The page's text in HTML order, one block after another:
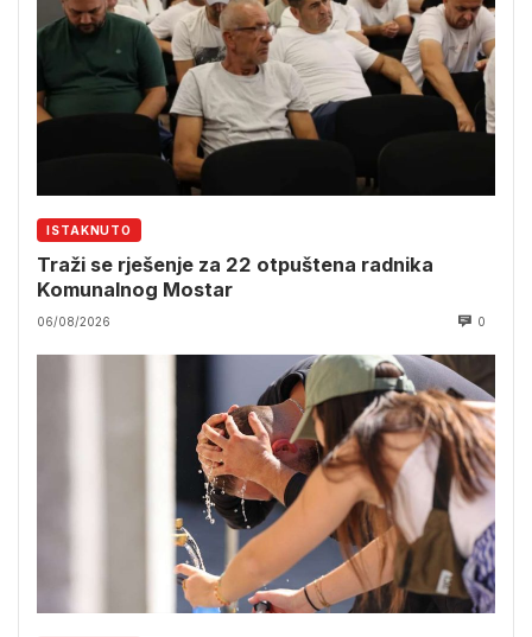
ISTAKNUTO
Traži se rješenje za 22 otpuštena radnika
Komunalnog Mostar
06/08/2026 0